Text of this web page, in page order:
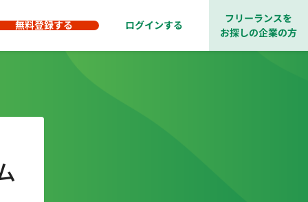
無料登録する ログインする
フリーランスを
お探しの企業の方